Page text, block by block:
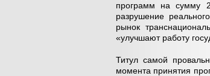
программ на сумму
разрушение
рынок
«улучшают работу
Титул самой
момента принятия